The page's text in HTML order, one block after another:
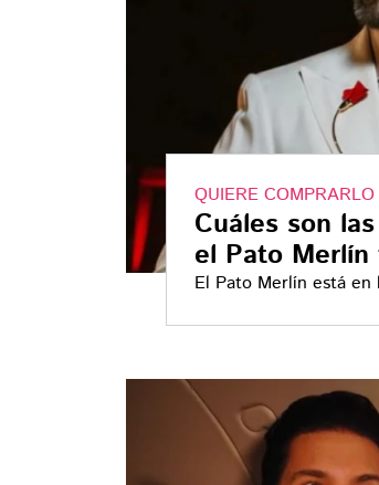
QUIERE COMPRARLO
Cuáles son
el Pato
El Pato Merlín está en